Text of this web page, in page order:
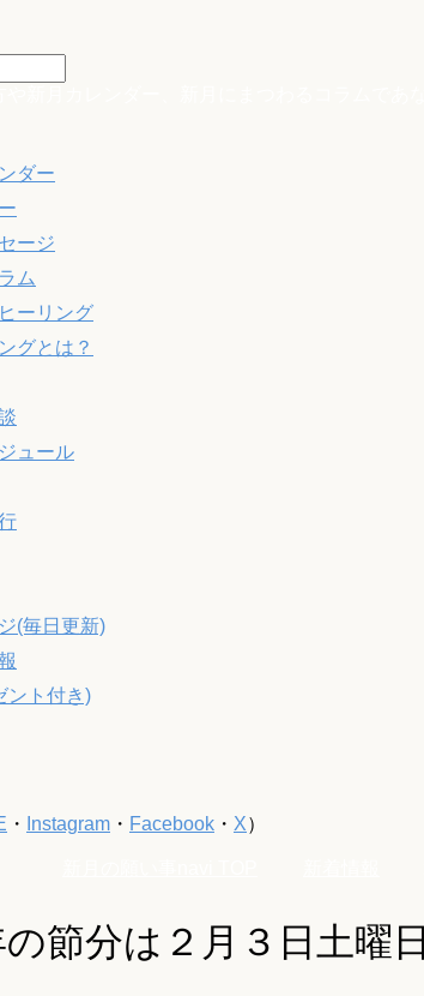
ダー
ージ
ム
ーリング
グとは？
ュール
(毎日更新)
ント付き)
・ Instagram ・ Facebook ・ X）
の節分は２月３日土